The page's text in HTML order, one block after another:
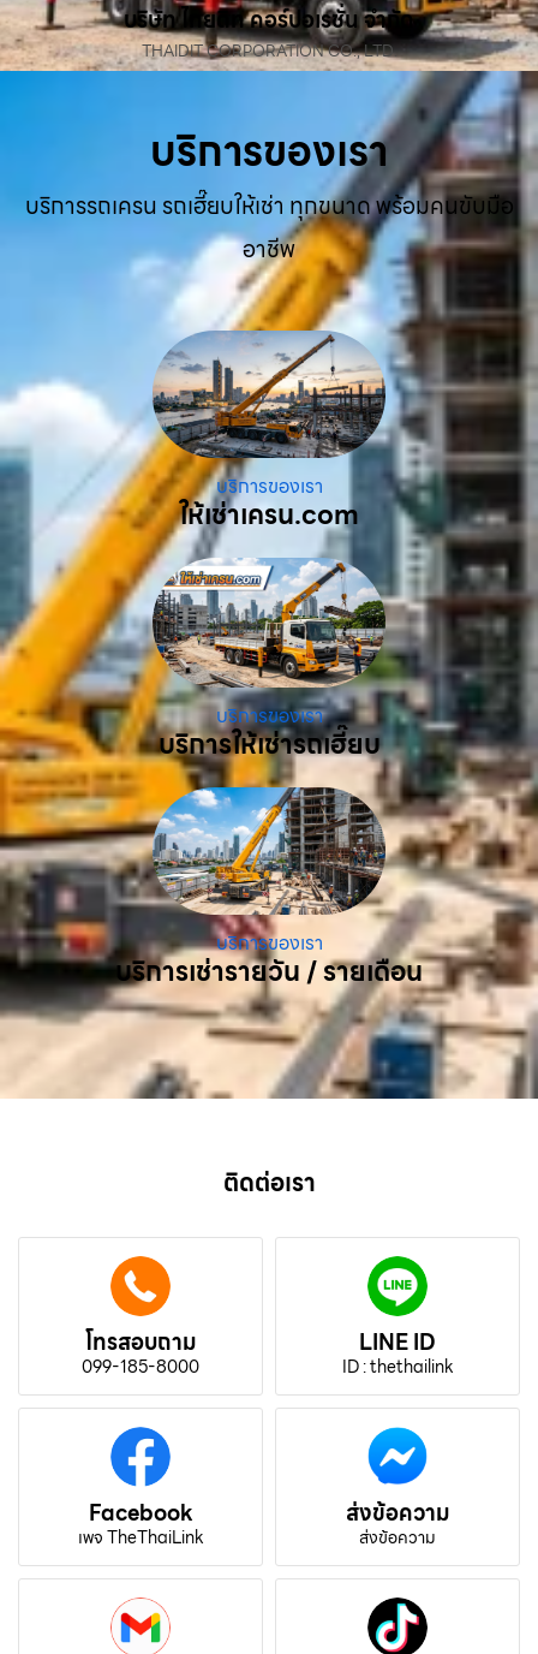
บริษัท ไทยดิท คอร์ปอเรชั่น จำกัด
THAIDIT CORPORATION CO., LTD.
บริการของเรา
บริการรถเครน รถเฮี๊ยบให้เช่า ทุกขนาด พร้อมคนขับมือ
อาชีพ
บริการของเรา
ให้เช่าเครน.com
บริการของเรา
บริการให้เช่ารถเฮี๊ยบ
บริการของเรา
บริการเช่ารายวัน / รายเดือน
ติดต่อเรา
โทรสอบถาม
099-185-8000
LINE ID
ID : thethailink
Facebook
เพจ TheThaiLink
ส่งข้อความ
ส่งข้อความ